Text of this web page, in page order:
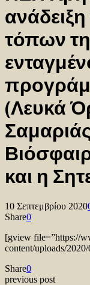
τόπων
(Λευκά
και η
10 Σεπτεμβρίου 2020
Share0
[gview file=”https://
content/uploads/
Share0
previous post